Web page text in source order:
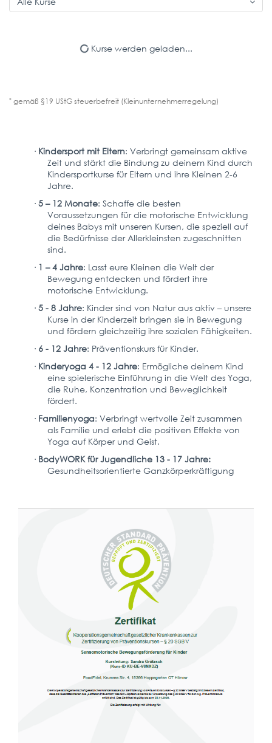
Kurse werden geladen...
* gemäß §19 UStG steuerbefreit (Kleinunternehmerregelung)
· Kindersport mit Eltern: Verbringt gemeinsam aktive
Zeit und stärkt die Bindung zu deinem Kind durch
Kindersportkurse für Eltern und ihre Kleinen 2-6
Jahre.
· 5 – 12 Monate: Schaffe die besten
Voraussetzungen für die motorische Entwicklung
deines Babys mit unseren Kursen, die speziell auf
die Bedürfnisse der Allerkleinsten zugeschnitten
sind.
· 1 – 4 Jahre: Lasst eure Kleinen die Welt der
Bewegung entdecken und fördert ihre
motorische Entwicklung.
· 5 - 8 Jahre: Kinder sind von Natur aus aktiv – unsere
Kurse in der Kinderzeit bringen sie in Bewegung
und fördern gleichzeitig ihre sozialen Fähigkeiten.
· 6 - 12 Jahre: Präventionskurs für Kinder.
· Kinderyoga 4 - 12 Jahre: Ermögliche deinem Kind
eine spielerische Einführung in die Welt des Yoga,
die Ruhe, Konzentration und Beweglichkeit
fördert.
· Familienyoga: Verbringt wertvolle Zeit zusammen
als Familie und erlebt die positiven Effekte von
Yoga auf Körper und Geist.
· BodyWORK für Jugendliche 13 - 17 Jahre:
Gesundheitsorientierte Ganzkörperkräftigung